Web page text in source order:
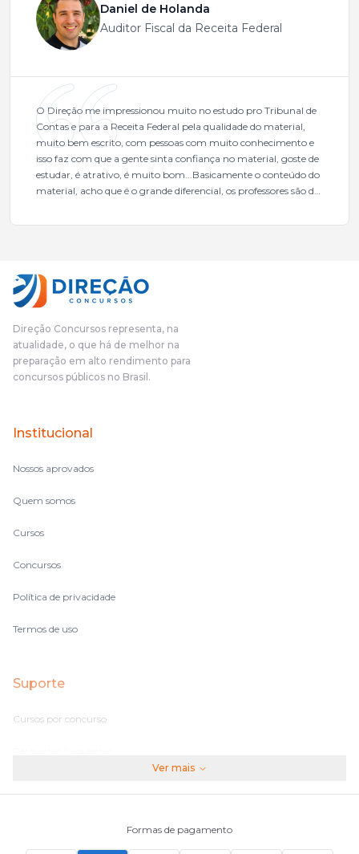
Daniel de Holanda
Auditor Fiscal da Receita Federal
O Direção me impressionou muito no estudo pro Tribunal de
Contas e para a Receita Federal pela qualidade do material,
muito bem escrito, com pessoas com muito conhecimento e
isso faz com que a gente sinta confiança no material, goste de
estudar, é atrativo, é muito bom...Basicamente o conteúdo do
material, acho que é o grande diferencial, os professores são de
mais excelentes cargos da administração pública.Eu sempre
pudesse enxergar o que eu errei e corrigir minha rota.E além
das aulas vocês(Direção Concursos), que fizeram um
o aluno, além de ter que estudar, ele tem que perder tempo
fazendo um cronograma, num pós- edital é muito
complicado, é uma avalanche de informação, então vocês
terem feito isso é muito bacana, porque quando eu me sentia
no volume de matérias.
Direção Concursos representa, na
atualidade, o que há de melhor na
preparação em alto rendimento para
concursos públicos no Brasil.
Institucional
Nossos aprovados
Quem somos
Cursos
Concursos
Política de privacidade
Termos de uso
Suporte
Cursos por concurso
Ver mais
Formas de pagamento